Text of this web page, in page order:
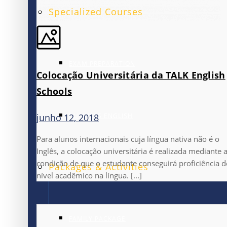
Specialized Courses
BUSINESS ENGLISH
Packages & Activities
Colocação Universitária da TALK English
Schools
junho 12, 2018
Para alunos internacionais cuja língua nativa não é o
Inglês, a colocação universitária é realizada mediante a
condição de que o estudante conseguirá proficiência
nível acadêmico na língua. [...]